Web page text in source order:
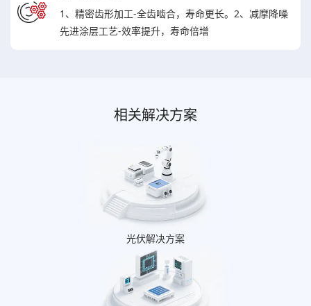
1、精密齿形加工-全齿啮合，寿命更长。2、减摩降噪
先进涂层工艺-效率提升，寿命倍增
相关解决方案
光伏解决方案